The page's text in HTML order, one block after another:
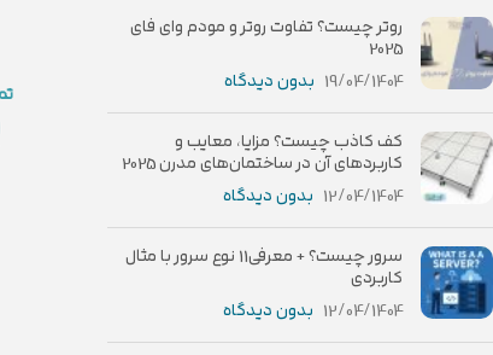
روتر چیست؟ تفاوت روتر و مودم وای فای
2025
19/04/1404 بدون دیدگاه
کف کاذب چیست؟ مزایا، معایب و
کاربردهای آن در ساختمان‌های مدرن 2025
12/04/1404 بدون دیدگاه
سرور چیست؟ + معرفی11 نوع سرور با مثال
کاربردی
12/04/1404 بدون دیدگاه